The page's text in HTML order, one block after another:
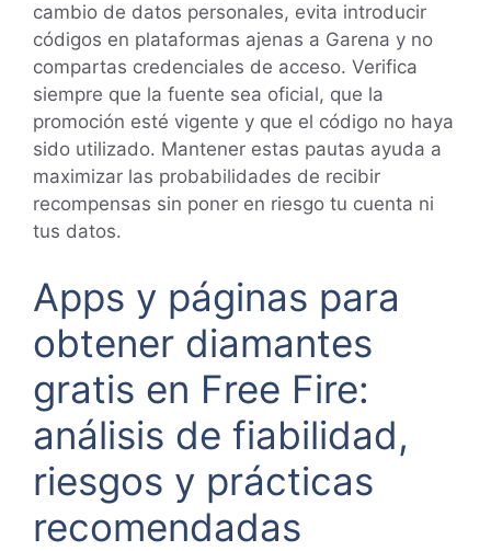
cambio de datos personales, evita introducir
códigos en plataformas ajenas a Garena y no
compartas credenciales de acceso. Verifica
siempre que la fuente sea oficial, que la
promoción esté vigente y que el código no haya
sido utilizado. Mantener estas pautas ayuda a
maximizar las probabilidades de recibir
recompensas sin poner en riesgo tu cuenta ni
tus datos.
Apps y páginas para
obtener diamantes
gratis en Free Fire:
análisis de fiabilidad,
riesgos y prácticas
recomendadas